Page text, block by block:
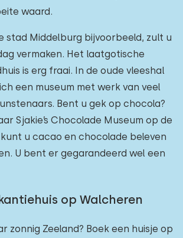
waard.
stad Middelburg bijvoorbeeld, zult u
vermaken. Het laatgotische
is erg fraai. In de oude vleeshal
een museum met werk van veel
Bent u gek op chocola?
Sjakie’s Chocolade Museum op de
u cacao en chocolade beleven
U bent er gegarandeerd wel een
op Walcheren
zonnig Zeeland? Boek een huisje op